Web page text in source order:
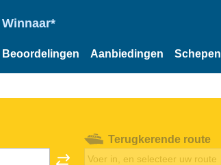
Beoordelingen Aanbiedingen Schepen
Terugkerende route